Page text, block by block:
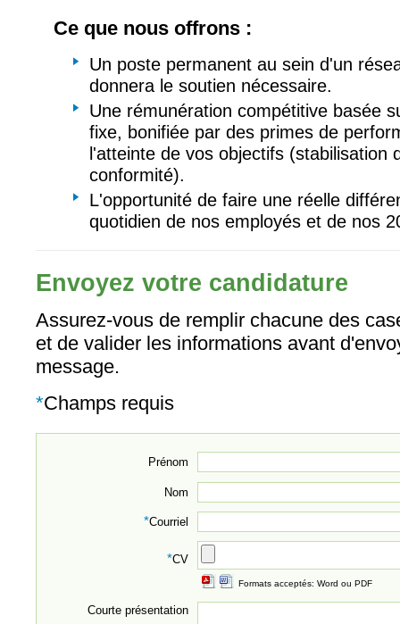
Ce que nous offrons :
Un poste permanent au sein d'un
donnera le soutien nécessaire.
Une rémunération compétitive basée
fixe, bonifiée par des primes de
l'atteinte de vos objectifs (stabilisation
conformité).
L'opportunité de faire une réelle
quotidien de nos employés et de nos
Envoyez votre candidature
Assurez-vous de remplir chacune des
et de valider les informations avant
message.
*Champs requis
Prénom
Nom
*Courriel
*CV
Formats acceptés: Word ou PDF
Courte présentation